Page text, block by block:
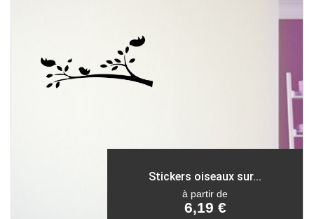
Stickers oiseaux sur...
à partir de
6,19 €